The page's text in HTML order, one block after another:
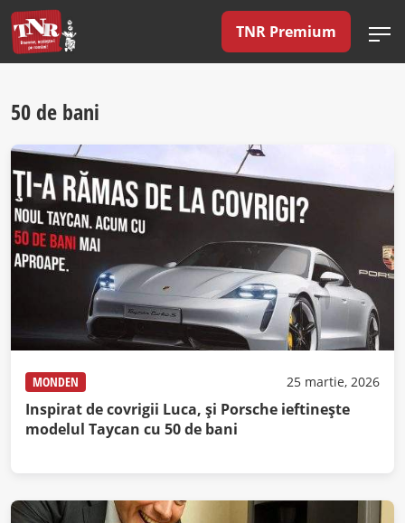
TNR Premium
50 de bani
MONDEN 25 martie, 2026
Inspirat de covrigii Luca, şi Porsche ieftineşte
modelul Taycan cu 50 de bani